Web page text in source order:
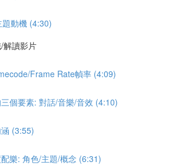
動機 (4:30)
解讀影片
Frame Rate幀率 (4:09)
個要素: 對話/音樂/音效 (4:10)
(3:55)
樂: 角色/主題/概念 (6:31)